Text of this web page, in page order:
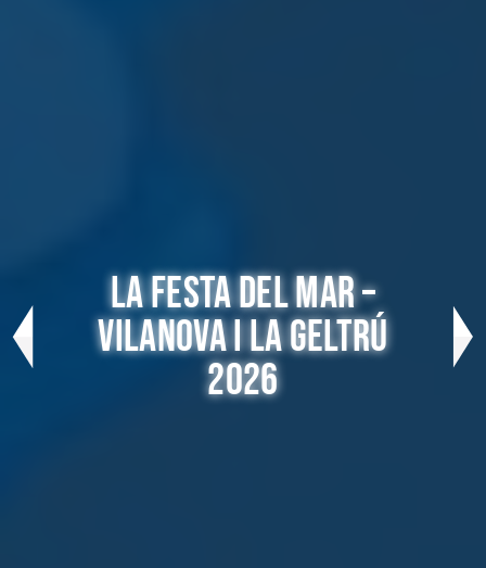
LA FESTA DEL MAR –
VILANOVA I LA GELTRÚ
2026